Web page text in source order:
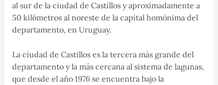
al sur de la ciudad de Castillos y aproximadamente a
50 kilómetros al noreste de la capital homónima del
departamento, en Uruguay.
La ciudad de Castillos es la tercera más grande del
departamento y la más cercana al sistema de lagunas,
que desde el año 1976 se encuentra bajo la